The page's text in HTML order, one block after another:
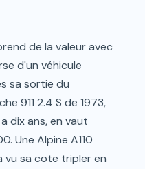
de la valeur avec
d'un véhicule
sa sortie du
911 2.4 S de 1973,
dix ans, en vaut
Une Alpine A110
vu sa cote tripler en